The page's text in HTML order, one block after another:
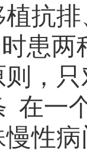
抗
患两
，
在一
性